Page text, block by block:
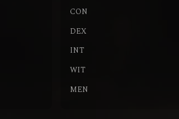
CON
DEX
INT
WIT
MEN